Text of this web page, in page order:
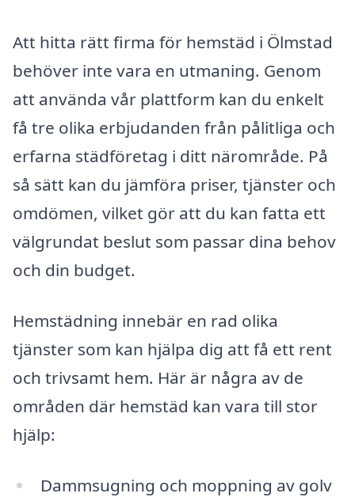
Att hitta rätt firma för hemstäd i Ölmstad
behöver inte vara en utmaning. Genom
att använda vår plattform kan du enkelt
få tre olika erbjudanden från pålitliga och
erfarna städföretag i ditt närområde. På
så sätt kan du jämföra priser, tjänster och
omdömen, vilket gör att du kan fatta ett
välgrundat beslut som passar dina behov
och din budget.
Hemstädning innebär en rad olika
tjänster som kan hjälpa dig att få ett rent
och trivsamt hem. Här är några av de
områden där hemstäd kan vara till stor
hjälp:
Dammsugning och moppning av golv